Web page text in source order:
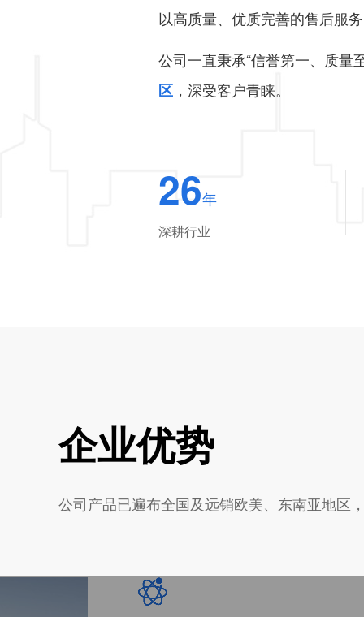
以高质量、优质完善的售后服
公司一直秉承“信誉第一、质量
区，深受客户青睐。
26年
深耕行业
企业优势
公司产品已遍布全国及远销欧美、东南亚地区